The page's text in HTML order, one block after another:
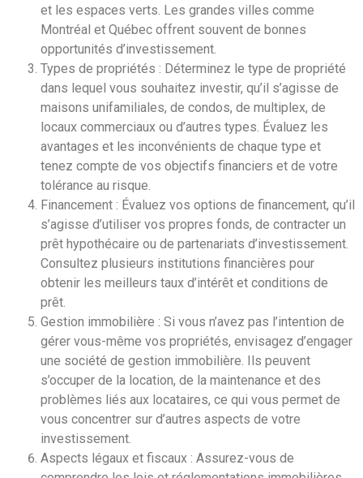
et les espaces verts. Les grandes villes comme
Montréal et Québec offrent souvent de bonnes
opportunités d’investissement.
Types de propriétés : Déterminez le type de propriété
dans lequel vous souhaitez investir, qu’il s’agisse de
maisons unifamiliales, de condos, de multiplex, de
locaux commerciaux ou d’autres types. Évaluez les
avantages et les inconvénients de chaque type et
tenez compte de vos objectifs financiers et de votre
tolérance au risque.
Financement : Évaluez vos options de financement, qu’il
s’agisse d’utiliser vos propres fonds, de contracter un
prêt hypothécaire ou de partenariats d’investissement.
Consultez plusieurs institutions financières pour
obtenir les meilleurs taux d’intérêt et conditions de
prêt.
Gestion immobilière : Si vous n’avez pas l’intention de
gérer vous-même vos propriétés, envisagez d’engager
une société de gestion immobilière. Ils peuvent
s’occuper de la location, de la maintenance et des
problèmes liés aux locataires, ce qui vous permet de
vous concentrer sur d’autres aspects de votre
investissement.
Aspects légaux et fiscaux : Assurez-vous de